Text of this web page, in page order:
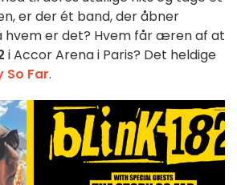
er der ét band, der åbner
hvem er det? Hvem får æren af at
i Accor Arena i Paris? Det heldige
So Far.